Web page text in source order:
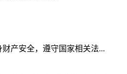
产安全，遵守国家相关法...